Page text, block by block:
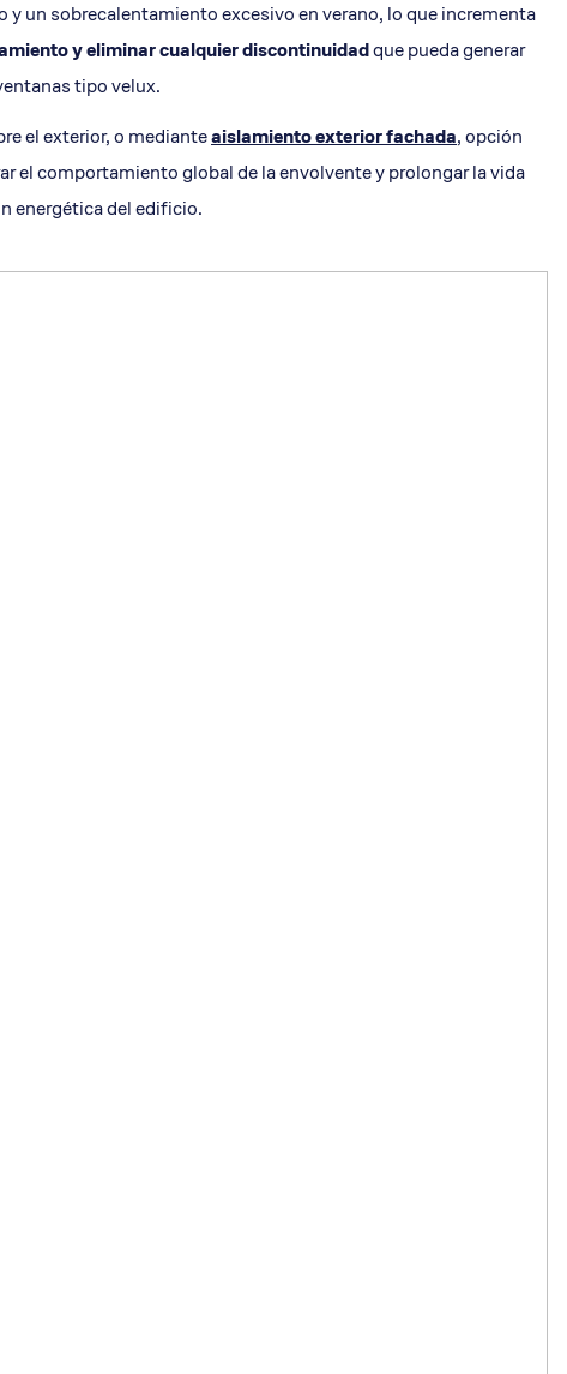
un sobrecalentamiento excesivo en verano, lo que incrementa
y eliminar cualquier discontinuidadque pueda generar
tipo velux.
el exterior, o medianteaislamiento exterior fachada, opción
el comportamiento global de la envolvente y prolongar la vida
energéticadel edificio.